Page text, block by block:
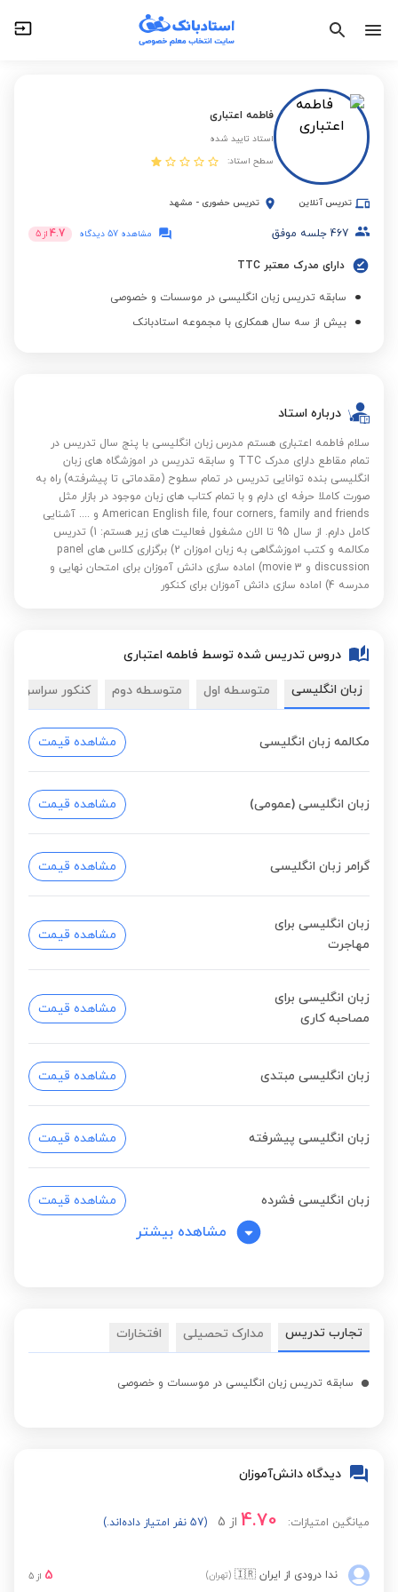
فاطمه اعتباری
استاد تایید شده
سطح استاد:
تدریس آنلاین تدریس حضوری - مشهد
467 جلسه موفق مشاهده 57 دیدگاه 4.7 از 5
دارای مدرک معتبر TTC
سابقه تدریس زبان انگلیسی در موسسات و خصوصی
بیش از سه سال همکاری با مجموعه استادبانک
درباره استاد
سلام فاطمه اعتباری هستم مدرس زبان انگلیسی با پنج سال تدریس در
تمام مقاطع دارای مدرک TTC و سابقه تدریس در اموزشگاه های زبان
انگلیسی بنده توانایی تدریس در تمام سطوح (مقدماتی تا پیشرفته) راه به
صورت کاملا حرفه ای دارم و با تمام کتاب های زبان موجود در بازار مثل
American English file, four corners, family and friends و .... آشنایی
کامل دارم. از سال 95 تا الان مشغول فعالیت های زیر هستم: 1) تدریس
مکالمه و کتب اموزشگاهی به زبان اموزان 2) برگزاری کلاس های panel
discussion و movie 3) اماده سازی دانش آموزان برای امتحان نهایی و
مدرسه 4) اماده سازی دانش آموزان برای کنکور
دروس تدریس شده توسط فاطمه اعتباری
زبان انگلیسی متوسطه اول متوسطه دوم کنکور سراسری
مکالمه زبان انگلیسی مشاهده قیمت
زبان انگلیسی (عمومی) مشاهده قیمت
گرامر زبان انگلیسی مشاهده قیمت
زبان انگلیسی برای
مهاجرت
مشاهده قیمت
زبان انگلیسی برای
مصاحبه کاری
مشاهده قیمت
زبان انگلیسی مبتدی مشاهده قیمت
زبان انگلیسی پیشرفته مشاهده قیمت
زبان انگلیسی فشرده مشاهده قیمت
مشاهده بیشتر
تجارب تدریس مدارک تحصیلی افتخارات
سابقه تدریس زبان انگلیسی در موسسات و خصوصی
دیدگاه دانش‌آموزان
میانگین امتیازات: 4.70 از 5 (57 نفر امتیاز داده‌اند.)
ندا درودی از ایران 🇮🇷 (تهران) 5 از 5